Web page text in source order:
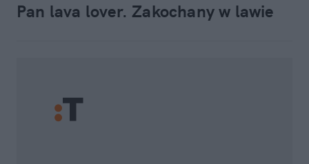
Pan lava lover. Zakochany w lawie